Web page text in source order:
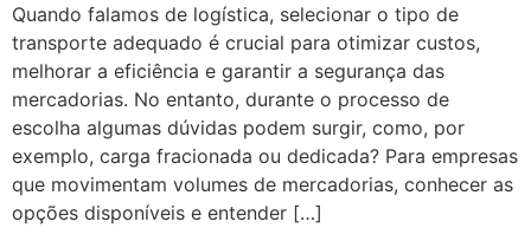
Quando falamos de logística, selecionar o tipo de
transporte adequado é crucial para otimizar custos,
melhorar a eficiência e garantir a segurança das
mercadorias. No entanto, durante o processo de
escolha algumas dúvidas podem surgir, como, por
exemplo, carga fracionada ou dedicada? Para empresas
que movimentam volumes de mercadorias, conhecer as
opções disponíveis e entender […]